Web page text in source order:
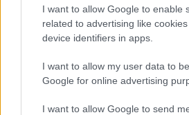
I want to allow Google to enable
related to advertising like
device identifiers in apps.
I want to allow my user data to
Google for online advertising
I want to allow Google to send
Másfélszeresére bővítik
református iskoláját
A Szőnyi Benjámin Általános Iskola
kivitelezheti; a munkák csaknem egy
Flórián téri